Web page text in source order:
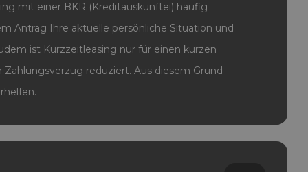
mit einer BKR (Kreditauskunftei) häufig
Antrag Ihre aktuelle persönliche Situation und
ist Kurzzeitleasing nur für einen kurzen
reduziert. Aus diesem Grund